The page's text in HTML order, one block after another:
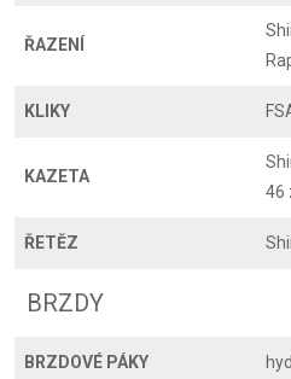
ŘAZENÍ
KLIKY
KAZETA
46
ŘETĚZ
BRZDY
BRZDOVÉ PÁKY